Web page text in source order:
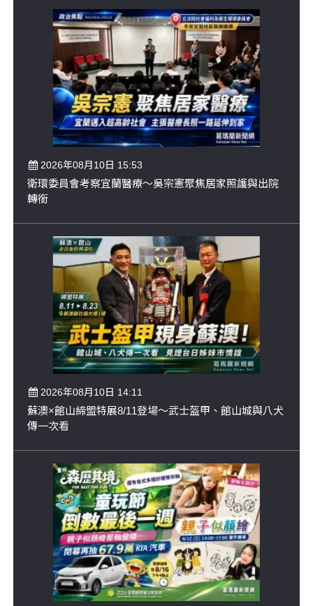
2026年08月10日 15:53
衛環委員會考察宜蘭醫療～吳宗憲聚焦居家照護與出院
轉銜
2026年08月10日 14:11
蘇澳×館山締盟特展8/11登場～武士盔甲、館山城與八犬
傳一次看